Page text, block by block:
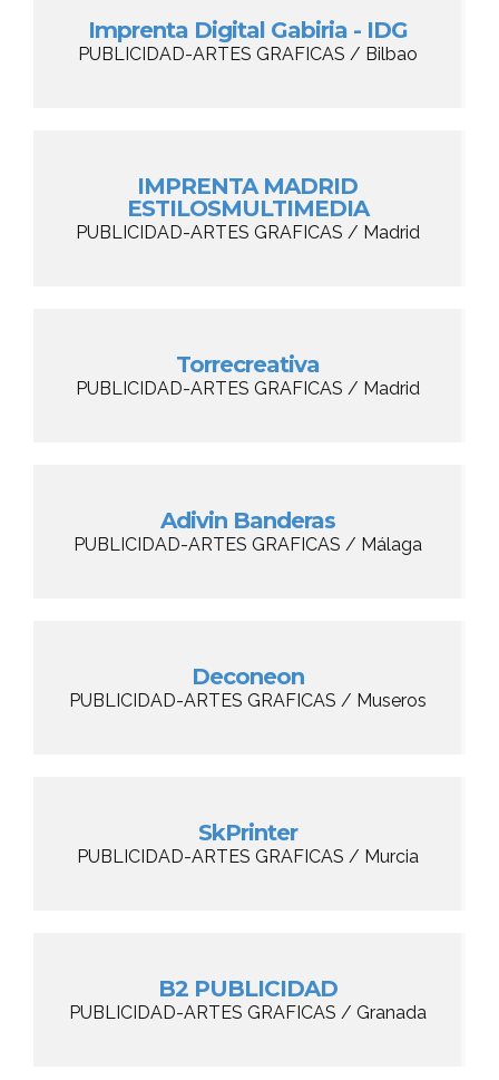
Imprenta Digital Gabiria - IDG
PUBLICIDAD-ARTES GRAFICAS / Bilbao
IMPRENTA MADRID
ESTILOSMULTIMEDIA
PUBLICIDAD-ARTES GRAFICAS / Madrid
Torrecreativa
PUBLICIDAD-ARTES GRAFICAS / Madrid
Adivin Banderas
PUBLICIDAD-ARTES GRAFICAS / Málaga
Deconeon
PUBLICIDAD-ARTES GRAFICAS / Museros
SkPrinter
PUBLICIDAD-ARTES GRAFICAS / Murcia
B2 PUBLICIDAD
PUBLICIDAD-ARTES GRAFICAS / Granada